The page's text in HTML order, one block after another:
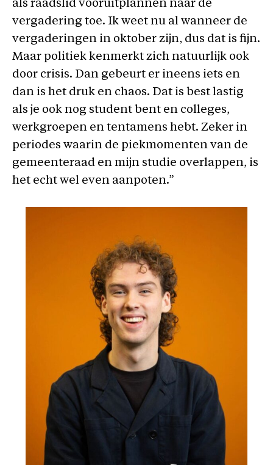
als raadslid vooruitplannen naar de
vergadering toe. Ik weet nu al wanneer de
vergaderingen in oktober zijn, dus dat is fijn.
Maar politiek kenmerkt zich natuurlijk ook
door crisis. Dan gebeurt er ineens iets en
dan is het druk en chaos. Dat is best lastig
als je ook nog student bent en colleges,
werkgroepen en tentamens hebt. Zeker in
periodes waarin de piekmomenten van de
gemeenteraad en mijn studie overlappen, is
het echt wel even aanpoten.”